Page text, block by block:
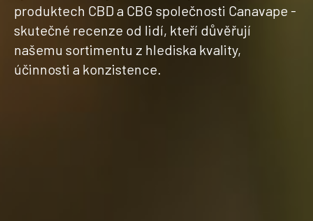
produktech CBD a CBG společnosti Canavape -
skutečné recenze od lidí, kteří důvěřují
našemu sortimentu z hlediska kvality,
účinnosti a konzistence.